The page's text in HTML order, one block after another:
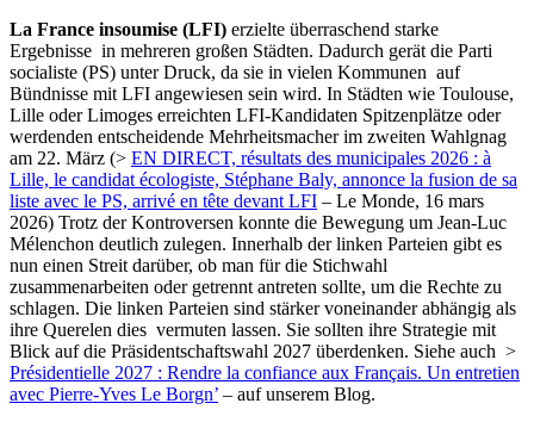
La France insoumise (LFI) erzielte überraschend starke
Ergebnisse in mehreren großen Städten. Dadurch gerät die Parti
socialiste (PS) unter Druck, da sie in vielen Kommunen auf
Bündnisse mit LFI angewiesen sein wird. In Städten wie Toulouse,
Lille oder Limoges erreichten LFI-Kandidaten Spitzenplätze oder
werdenden entscheidende Mehrheitsmacher im zweiten Wahlgnag
am 22. März (> EN DIRECT, résultats des municipales 2026 : à
Lille, le candidat écologiste, Stéphane Baly, annonce la fusion de sa
liste avec le PS, arrivé en tête devant LFI – Le Monde, 16 mars
2026) Trotz der Kontroversen konnte die Bewegung um Jean-Luc
Mélenchon deutlich zulegen. Innerhalb der linken Parteien gibt es
nun einen Streit darüber, ob man für die Stichwahl
zusammenarbeiten oder getrennt antreten sollte, um die Rechte zu
schlagen. Die linken Parteien sind stärker voneinander abhängig als
ihre Querelen dies vermuten lassen. Sie sollten ihre Strategie mit
Blick auf die Präsidentschaftswahl 2027 überdenken. Siehe auch >
Présidentielle 2027 : Rendre la confiance aux Français. Un entretien
avec Pierre-Yves Le Borgn’ – auf unserem Blog.